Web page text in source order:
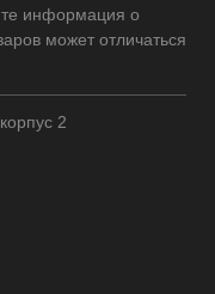
информация о
может отличаться
2